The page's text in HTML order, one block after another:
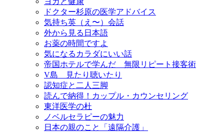
ドクター杉原の医学アドバイス
気持ち英（え〜）会話
外から見る日本語
お薬の時間ですよ
気になるカラダにいい話
帝国ホテルで学んだ 無限リピート接客術
V島 見たり聴いたり
認知症と二人三脚
読んで納得！カップル・カウンセリング
東洋医学の杜
ノベルセラピーの魅力
日本の親のこと「遠隔介護」